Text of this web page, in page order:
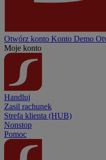
Otwórz konto Konto Demo
Moje konto
Handluj
Zasil rachunek
Strefa klienta (HUB)
Nonstop
Pomoc